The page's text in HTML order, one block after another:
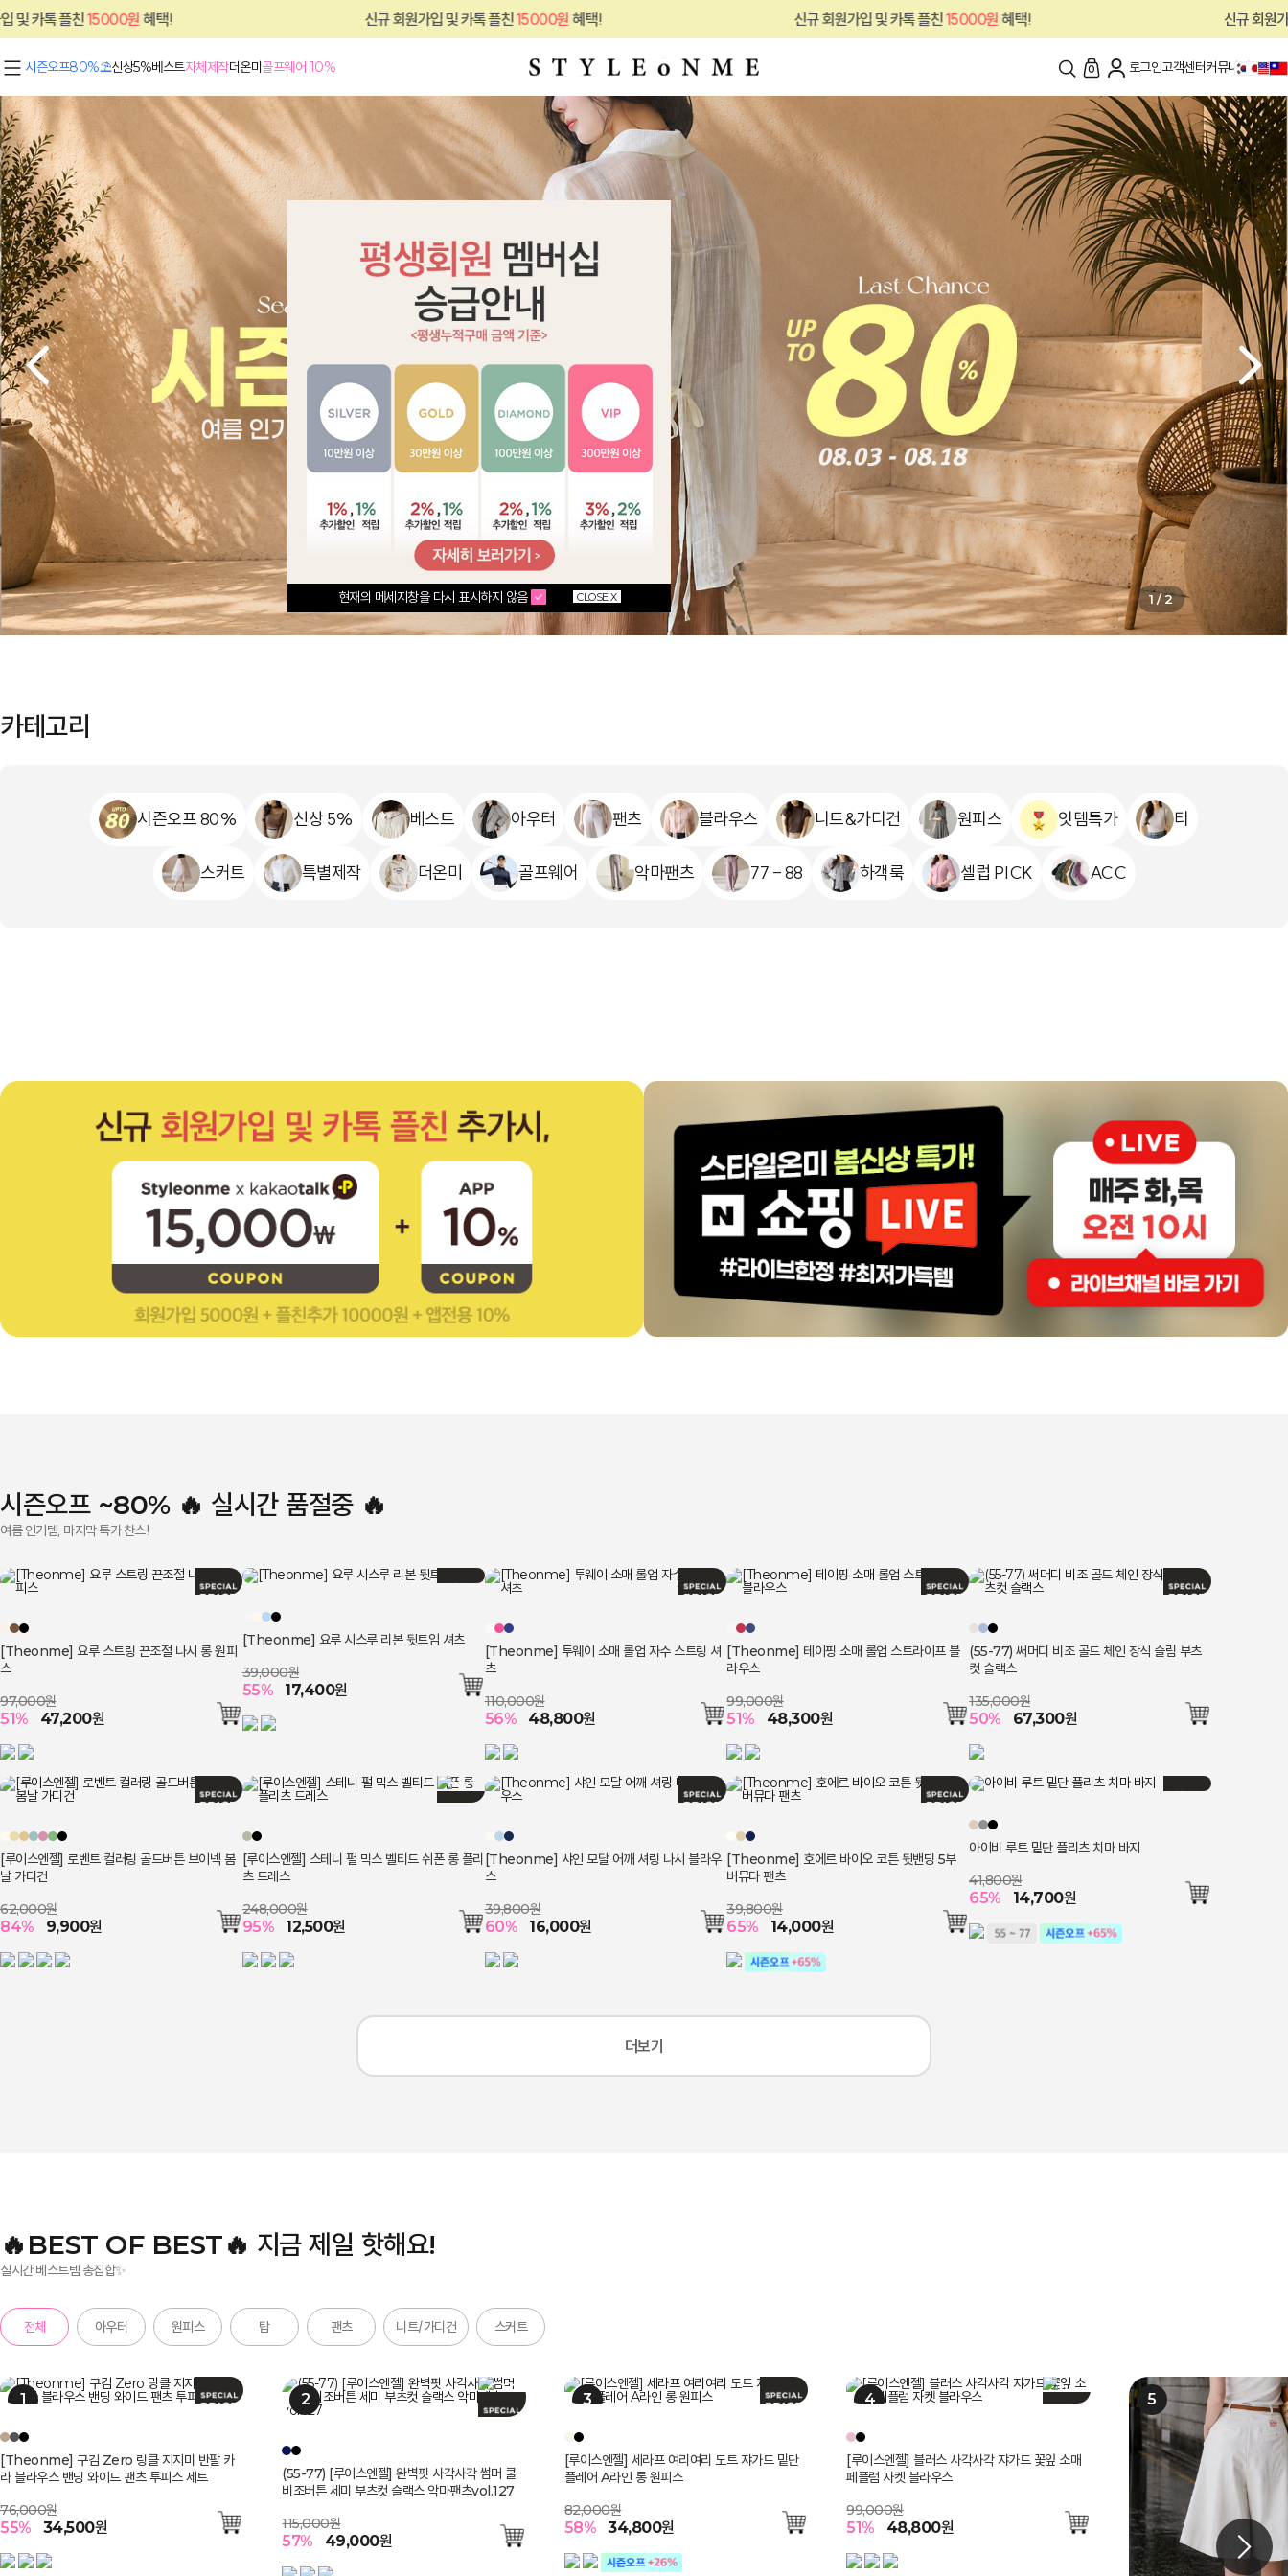
신규 회원가입 및 카톡
15000원혜택! 신규 회원가입 및 카톡 플친15000원혜택! 신규 회원가입 및 카톡 플친15000원혜택!
시즌오프80%⛱신상5%베스트자체제작더온미골프웨어 10% 0 로그인고객센터커뮤니티
1 /2
카테고리
시즌오프 80% 신상 5% 베스트 아우터 팬츠 블라우스 니트&가디건 원피스 잇템특가 티
스커트 특별제작 더온미 골프웨어 악마팬츠 77 - 88 하객룩 셀럽 PICK ACC
시즌오프 ~80% 🔥 실시간 품절중 🔥
여름 인기템, 마지막 특가 찬스!
[Theonme] 요루 스트링 끈조절 나시 롱 원피
스
97,000원
51% 47,200원
[Theonme] 요루 시스루 리본 뒷트임 셔츠
39,000원
55% 17,400원
[Theonme] 투웨이 소매 롤업 자수 스트링 셔
츠
110,000원
56% 48,800원
[Theonme] 테이핑 소매 롤업 스트라이프 블
라우스
99,000원
51% 48,300원
(55-77) 써머디 비조 골드 체인 장식 슬림 부츠
컷 슬랙스
135,000원
50% 67,300원
[루이스엔젤] 로벤트 컬러링 골드버튼 브이넥 봄
날 가디건
62,000원
84% 9,900원
[루이스엔젤] 스테니 펄 믹스 벨티드 쉬폰 롱 플리
츠 드레스
248,000원
95% 12,500원
[Theonme] 샤인 모달 어깨 셔링 나시 블라우
스
39,800원
60% 16,000원
[Theonme] 호에르 바이오 코튼 뒷밴딩 5부
버뮤다 팬츠
39,800원
65% 14,000원
아이비 루트 밑단 플리츠 치마 바지
41,800원
65% 14,700원
더보기
🔥BEST OF BEST🔥 지금 제일 핫해요!
실시간 베스트템 총집합✨
전체 아우터 원피스 탑 팬츠 니트/가디건 스커트
[Theonme] 구김 Zero 링클 지지미 반팔 카
라 블라우스 밴딩 와이드 팬츠 투피스 세트
76,000원
55% 34,500원
(55-77) [루이스엔젤] 완벽핏 사각사각 썸머 쿨
비조버튼 세미 부츠컷 슬랙스 악마팬츠vol.127
115,000원
57% 49,000원
[루이스엔젤] 세라프 여리여리 도트 쟈가드 밑단
플레어 A라인 롱 원피스
82,000원
58% 34,800원
[루이스엔젤] 블러스 사각사각 쟈가드 꽃잎 소매
페플럼 자켓 블라우스
99,000원
51% 48,800원
[루이스엔젤] 블러스 사각사각 쟈가드 꽃잎 소매
페플럼 자켓 블라우스
99,000원
51% 48,800원
[루이스엔젤] 헤라드 사각사각 썸머 쿨 벨트SET
스탠다드 테일러드 더블 자켓
55% 89,200
(기획특가) 리젠느 레이어드 디테일 세미 크롭 자
켓
219,000원
60% 87,400원
170,000원
(55-77) 헤리아 사각사각 린넨
더블 골드 버튼 테일러드 자켓
189,000원
54% 87,400원
[루이스엔젤] 세라프 여리여리 도트 쟈가드 밑단
플레어 A라인 롱 원피스
82,000원
58% 34,800원
[루이스엔젤] 클래식 배색 카라 쥬얼 버튼 스퀘어
넥 롱 원피스
53% 76,800
[Theonme] 플라워 펀칭 콩단추 캡소매 롱 원
피스
82,000원
53% 38,900원
242,000원
샤니아 미니 플라워 쟈가드 레
인 플레어 원피스
148,000원
54% 68,200원
[루이스엔젤] 블러스 사각사각 쟈가드 꽃잎 소매
페플럼 자켓 블라우스
99,000원
51% 48,800원
[Theonme] 투웨이 소매 롤업 자수 스트링 셔
츠
56% 48,800
[루이스엔젤] 비바엘 시스루 배색 엠보 자가드 퍼
프 블라우스
76,000원
48% 39,300원
[Theonme] 레터링 나시 캡소매 스트링 카라
셔츠 세트
64,000원
53% 29,900원
[Theonme] 요루 시스루 리
39,000원
% 17,400
(55-77) [루이스엔젤] 완벽핏 사각사각 썸머 쿨
115,000원
49,000
[Theonme] (55~88) 쫀득 스판 세미와이드 9
부 코튼 팬츠
79,000원
52% 37,900원
[Theonme] 구김 Zero 링클 지지미 반팔 카
라 블라우스 밴딩 와이드 팬츠 투피스 세트
76,000원
55% 34,500원
[Theonme] 바스락 랩 밴딩
62,300원
% 37,400
[Theonme] 하트 자수 스트라이프 프릴 캡소
매 니트
65,000원
53% 30,300원
[Theonme] 쿨 썸머 여리핏 골지 라운드 가디
건
55% 27,900
[Theonme] 버튼 딥브이넥 썸머 시스루 니트
35% 28,800
[루이스엔젤] 블랑슈 실크블렌
블라우스 니트
62,000원
57% 26,600원
펀칭 스트라이프 백밴딩 쿨 썸머 면 맞주름 플리
츠 A라인 롱 스커트
119,000원
51% 58,400원
99,000원
에리즈 사각사각 린넨100 H라인 롱 펜슬 스커트
55% 37,500
현재의 메세지창을 다시 표시하지 않음 CLOSE X